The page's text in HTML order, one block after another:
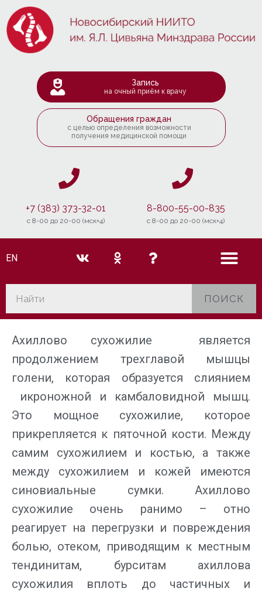
Запись
на очный приём к врачу
Обращения граждан
с целью определения возможности
получения медицинской помощи
+7 (383) 373-32-01
c 8-00 до 20-00 (мск+4)
8-800-55-00-835
c 8-00 до 20-00 (мск+4)
EN
ПОИСК
Ахиллово сухожилие является
продолжением трехглавой мышцы
голени, которая образуется слиянием
икроножной и камбаловидной мышц.
Это мощное сухожилие, которое
прикрепляется к пяточной кости. Между
самим сухожилием и костью, а также
между сухожилием и кожей имеются
синовиальные сумки. Ахиллово
сухожилие очень ранимо – отно
реагирует на перегрузки и повреждения
болью, отеком, приводящим к местным
тендинитам, бурситам ахиллова
сухожилия вплоть до частичных и